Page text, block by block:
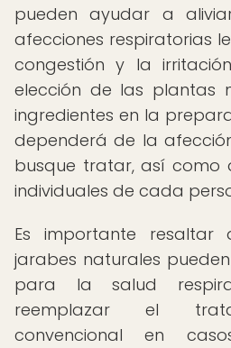
pueden ayudar a
afecciones respiratorias
congestión y la
elección de las plantas
ingredientes en la
dependerá de la
busque tratar, así como
individuales de cada
Es importante resaltar
jarabes naturales
para la salud
reemplazar el
convencional en